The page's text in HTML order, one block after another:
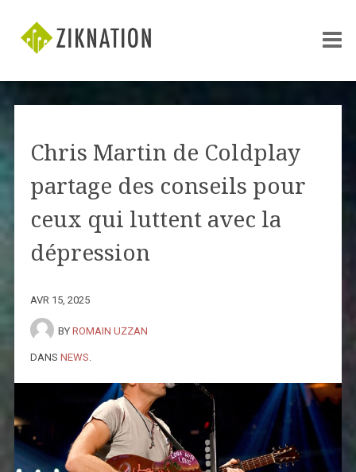
Chris Martin de Coldplay
partage des conseils pour
ceux qui luttent avec la
dépression
AVR 15, 2025
BY ROMAIN UZZAN
DANS NEWS